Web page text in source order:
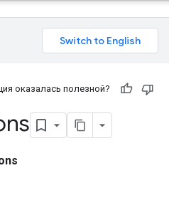
оказалась полезной?